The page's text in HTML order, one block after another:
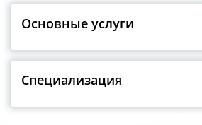
Основные услуги
Специализация